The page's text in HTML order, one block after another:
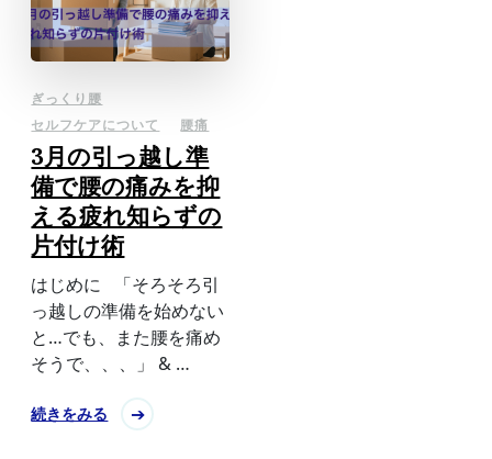
ぎっくり腰
セルフケアについて
腰痛
3月の引っ越し準
備で腰の痛みを抑
える疲れ知らずの
片付け術
はじめに 「そろそろ引
っ越しの準備を始めない
と…でも、また腰を痛め
そうで、、、」 & …
続きをみる